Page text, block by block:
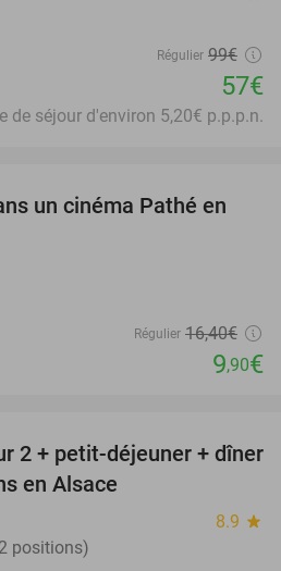
Régulier 99€
57€
de séjour d'environ 5,20€ p.p.p.n.
40%
un cinéma Pathé en
Régulier 16,40€
9,90€
28%
2 + petit-déjeuner + dîner
en Alsace
8.9 star
positions)